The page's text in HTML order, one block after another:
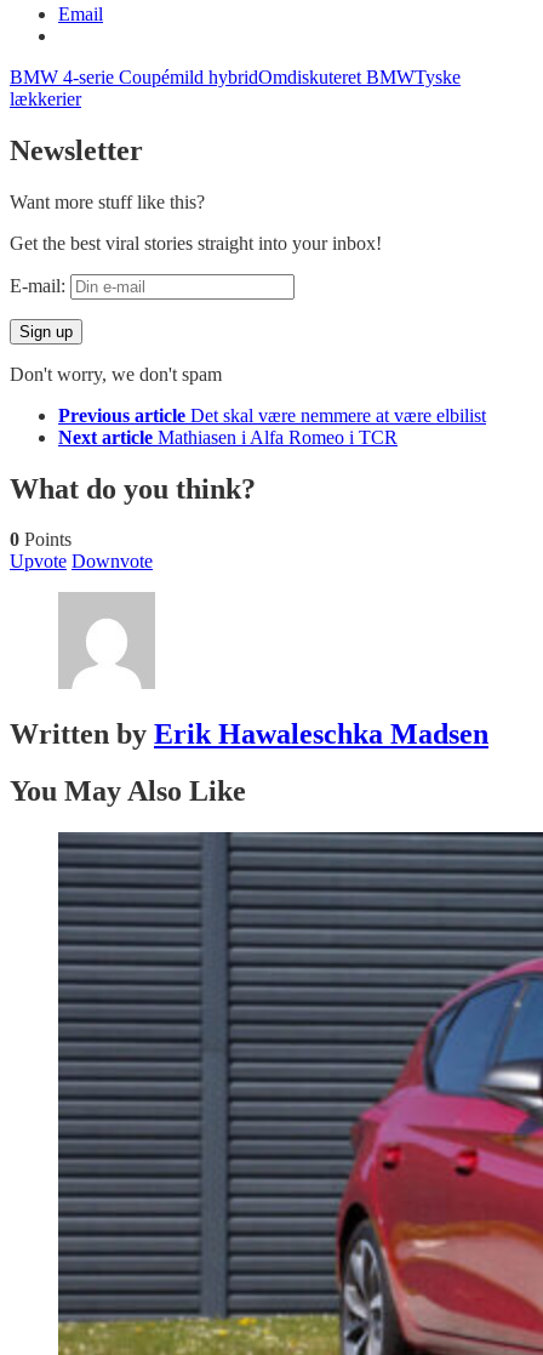
Email
BMW 4-serie Coupémild hybridOmdiskuteret BMWTyske
lækkerier
Newsletter
Want more stuff like this?
Get the best viral stories straight into your inbox!
E-mail:
Don't worry, we don't spam
more
Previous article Det skal være nemmere at være elbilist
Next article Mathiasen i Alfa Romeo i TCR
What do you think?
0 Points
Upvote Downvote
Written by Erik Hawaleschka Madsen
You May Also Like